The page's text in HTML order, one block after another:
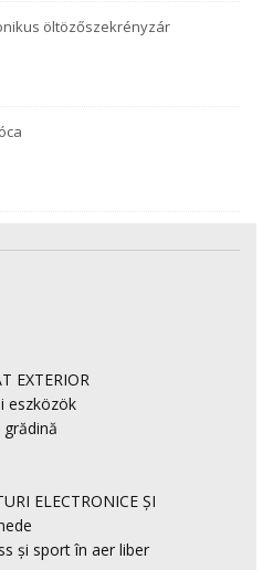
öltözőszekrényzár
EXTERIOR
eszközök
ELECTRONICE ȘI
și sport în aer liber